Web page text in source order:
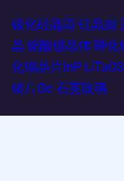
碳化硅晶圆 硅晶圆
晶 铌酸锂晶体 砷化
化铟晶片InP
锗片Ge 石英玻璃